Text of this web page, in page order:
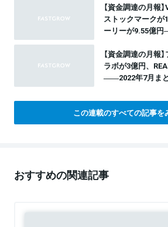
【資金調達の月報
ストックマークが
ーリーが9.55億
【資金調達の月報
ラボが3億円、
――2022年7月ま
この連載のすべての記事を
おすすめの関連記事